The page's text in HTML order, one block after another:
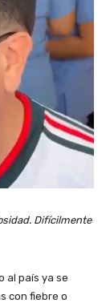
Difícilmente
al país ya se
con fiebre o